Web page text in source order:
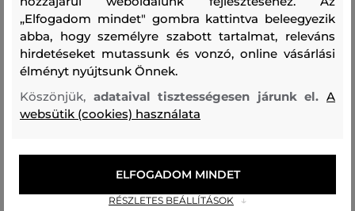
Szezon: FW24
Termék kódja
307500_4V50-624-CC-09-0
Összetétel
100 %
„Elfogadom mindet" gombra kattintva beleegyezik
abba, hogy személyre szabott tartalmat, releváns
hirdetéseket mutassunk és vonzó, online vásárlási
élményt nyújtsunk Önnek.
Köszönjük, adataival tisztességesen járunk el.A
websütik (cookies) használata
RÉSZLETES BEÁLLÍTÁSOK
ELFOGADOM MINDET